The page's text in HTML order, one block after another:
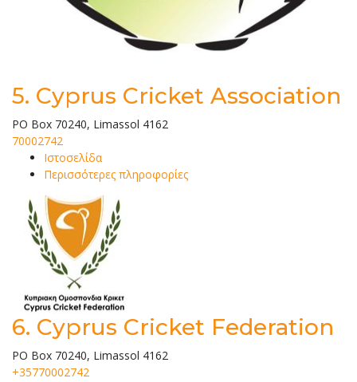
5. Cyprus Cricket Association
PO Box 70240, Limassol 4162
70002742
Ιστοσελίδα
Περισσότερες πληροφορίες
6. Cyprus Cricket Federation
PO Box 70240, Limassol 4162
+35770002742